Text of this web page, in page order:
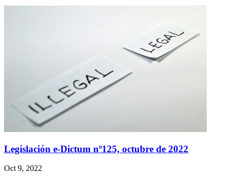
Legislación e-Dictum nº125, octubre de 2022
Oct 9, 2022